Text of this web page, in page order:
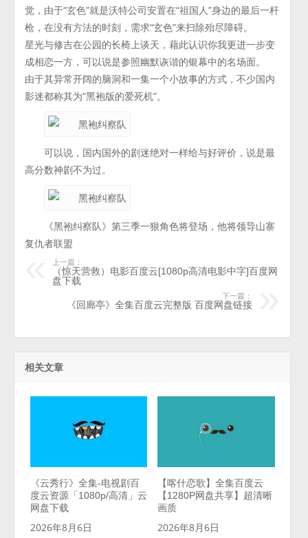
觉，由于“玄色”就是沃特公司安置在“祖国人”身边的最后一杆
枪，在没有方法的时刻，需求“玄色”来扫除殆尽障碍。
星光与修吉在公园的长椅上谈天，藉此认识你我更进一步变
成相恋一方，可以说是参照幽默诙谐的银幕中的名场面。
由于其异常开阔的脑洞和一集一个小故事的方式，不少国内
影迷都称其为“黑袍版的爱死机”。
可以说，国内国外的剧迷绝对一样给与好评价，说是最
高分数神剧不为过。
《黑袍纠察队》第三季一狠角色将登场，他将领导山寨
复仇者联盟
上一篇：
（惊天营救）电影百度云[1080p高清电影中字]百度网
盘下载
下一篇：
《回廊亭》全集百度云完整版 百度网盘链接
相关文章
《云秀行》全集-电视剧百
度云资源「1080p/高清」云
网盘下载
2026年8月6日
【喀什恋歌】全集百度云
【1280P网盘共享】超清晰
画质
2026年8月6日